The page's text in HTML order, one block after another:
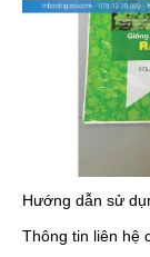
Hướng dẫn sử
Thông tin liên hệ